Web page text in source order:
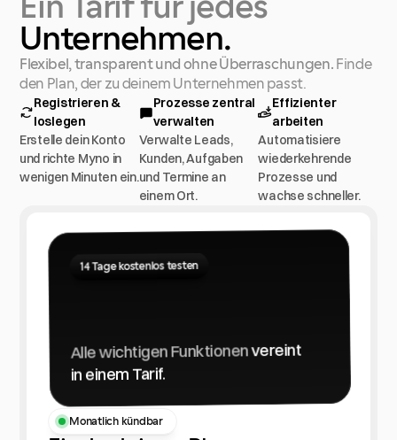
Ein Tariffür jedes
Unternehmen.
Flexibel, transparent und ohne Überraschungen. Finde
den Plan, der zu deinem Unternehmen passt.
Registrieren &
loslegen
Erstelle dein Konto
und richte Myno in
wenigen Minuten ein.
Prozesse zentral
verwalten
Verwalte Leads,
Kunden, Aufgaben
und Termine an
einem Ort.
Effizienter
arbeiten
Automatisiere
wiederkehrende
Prozesse und
wachse schneller.
14 Tage kostenlos testen
Alle wichtigen Funktionenvereint
in einem Tarif.
Monatlich kündbar